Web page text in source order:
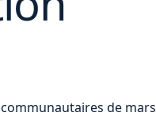
de mars